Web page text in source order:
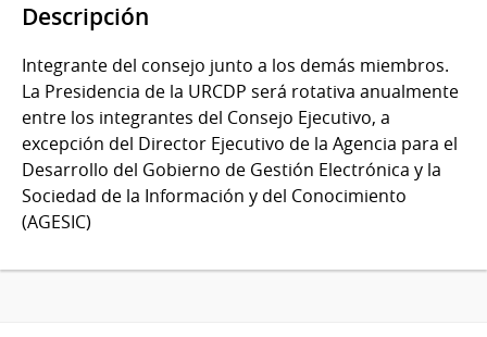
Descripción
Integrante del consejo junto a los demás miembros.
La Presidencia de la URCDP será rotativa anualmente
entre los integrantes del Consejo Ejecutivo, a
excepción del Director Ejecutivo de la Agencia para el
Desarrollo del Gobierno de Gestión Electrónica y la
Sociedad de la Información y del Conocimiento
(AGESIC)